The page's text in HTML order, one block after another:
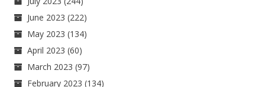
June 2023 (222)
May 2023 (134)
April 2023 (60)
March 2023 (97)
February 2023 (134)